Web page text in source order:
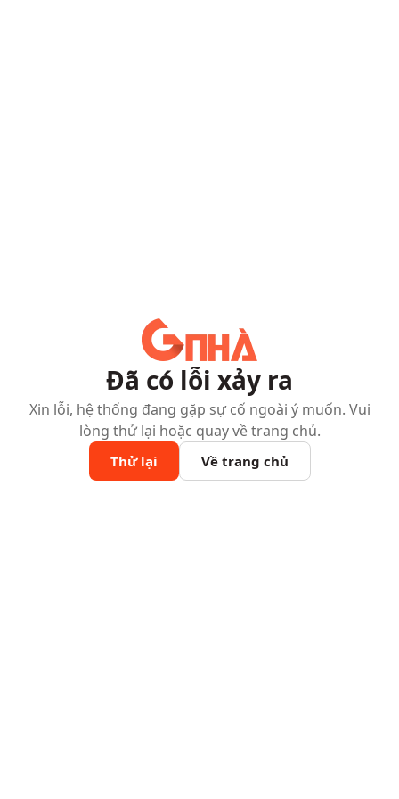
Đã có lỗi xảy ra
Xin lỗi, hệ thống đang gặp sự cố ngoài ý muốn. Vui
lòng thử lại hoặc quay về trang chủ.
Thử lại Về trang chủ